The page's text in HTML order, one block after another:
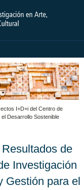
I+D+i del Centro de
Desarrollo Sostenible
de
Investigación
Gestión para el